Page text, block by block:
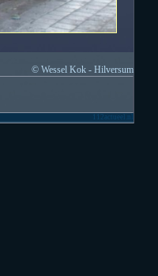
© Wessel Kok - Hilversum
112actueel.nl